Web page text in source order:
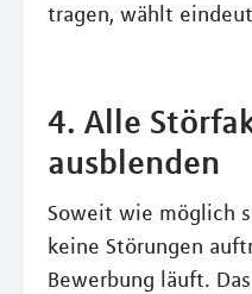
tragen, wählt
4. Alle
ausblenden
Soweit wie möglich
keine Störungen
Bewerbung läuft.